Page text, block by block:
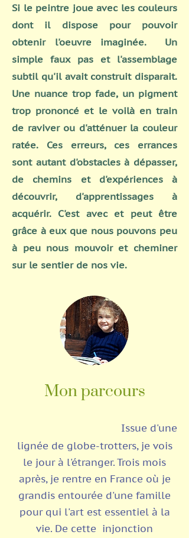
Si le peintre joue avec les couleurs
dont il dispose pour pouvoir
obtenir l'oeuvre imaginée. Un
simple faux pas et l'assemblage
subtil qu'il avait construit disparait.
Une nuance trop fade, un pigment
trop prononcé et le voilà en train
de raviver ou d'atténuer la couleur
ratée. Ces erreurs, ces errances
sont autant d'obstacles à dépasser,
de chemins et d'expériences à
découvrir, d'apprentissages à
acquérir. C'est avec et peut être
grâce à eux que nous pouvons peu
à peu nous mouvoir et cheminer
sur le sentier de nos vie.
Mon parcours
Issue d'une
lignée de globe-trotters, je vois
le jour à l'étranger. Trois mois
après, je rentre en France où je
grandis entourée d'une famille
pour qui l'art est essentiel à la
vie. De cette injonction